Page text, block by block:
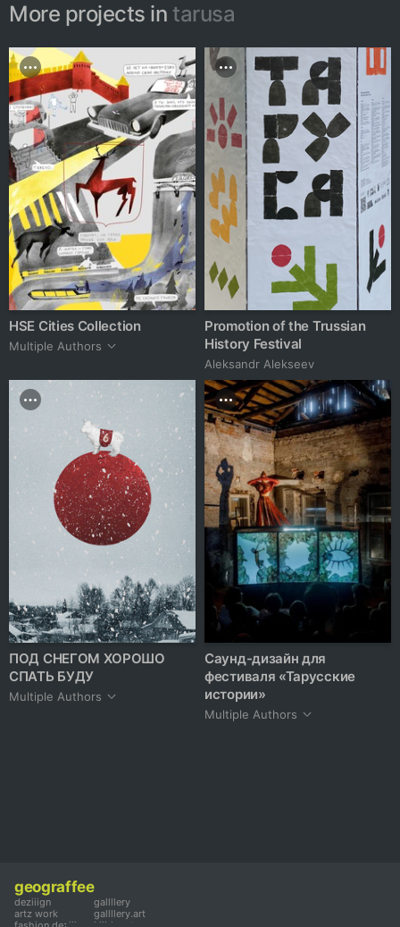
More projects in tarusa
HSE Cities Collection
Multiple Authors
Promotion of the Trussian
History Festival
Aleksandr Alekseev
ПОД СНЕГОМ ХОРОШО
СПАТЬ БУДУ
Multiple Authors
Саунд-дизайн для
фестиваля «Тарусские
истории»
Multiple Authors
geograffee
deziiign
artz work
gallllery
gallllery.art